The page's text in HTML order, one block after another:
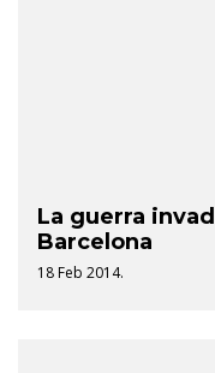
La guerra
Barcelona
18 Feb 2014.